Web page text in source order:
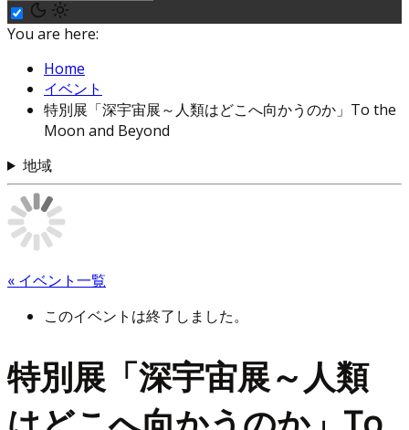
You are here:
Home
イベント
特別展「深宇宙展～人類はどこへ向かうのか」To the
Moon and Beyond
地域
« イベント一覧
このイベントは終了しました。
特別展「深宇宙展～人類